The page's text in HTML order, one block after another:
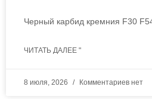
Черный карбид кремния F30
ЧИТАТЬ ДАЛЕЕ "
8 июля, 2026 Комментариев нет